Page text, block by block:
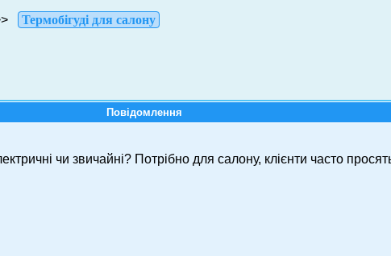
Термобігуді для салону
Повідомлення
чи звичайні? Потрібно для салону, клієнти часто